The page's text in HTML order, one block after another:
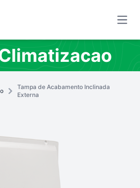
Tampa de Acabamento Inclinada
Externa